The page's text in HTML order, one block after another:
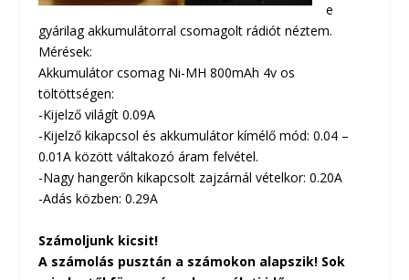
e
gyárilag akkumulátorral csomagolt rádiót néztem.
Mérések:
Akkumulátor csomag Ni-MH 800mAh 4v os
töltöttségen:
-Kijelző világít 0.09A
-Kijelző kikapcsol és akkumulátor kímélő mód: 0.04 –
0.01A között váltakozó áram felvétel.
-Nagy hangerőn kikapcsolt zajzárnál vételkor: 0.20A
-Adás közben: 0.29A
Számoljunk kicsit!
A számolás pusztán a számokon alapszik! Sok